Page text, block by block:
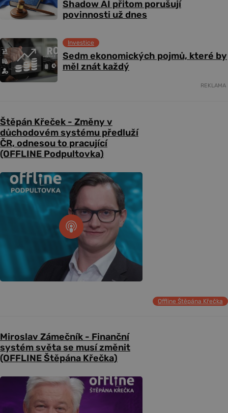
Shadow AI přitom porušují
povinnosti už dnes
Sedm ekonomických pojmů, které by
měl znát každý
Investice
REKLAMA
Štěpán Křeček - Změny v
důchodovém systému předluží
ČR, odnesou to pracující
(OFFLINE Podpultovka)
Offline Štěpána Křečka
Miroslav Zámečník - Finanční
systém světa se musí změnit
(OFFLINE Štěpána Křečka)